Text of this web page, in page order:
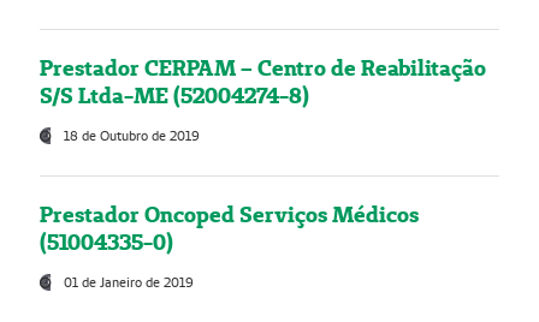
Prestador CERPAM – Centro de Reabilitação
S/S Ltda-ME (52004274-8)
18 de Outubro de 2019
Prestador Oncoped Serviços Médicos
(51004335-0)
01 de Janeiro de 2019